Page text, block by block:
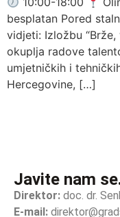
besplatan Pored
vidjeti: Izložbu
okuplja radove
umjetničkih i
Hercegovine, […]
Javite nam
Direktor: doc. dr.
E-mail: